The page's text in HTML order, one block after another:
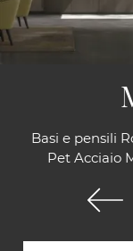
Basi e pensili
Pet Acciaio